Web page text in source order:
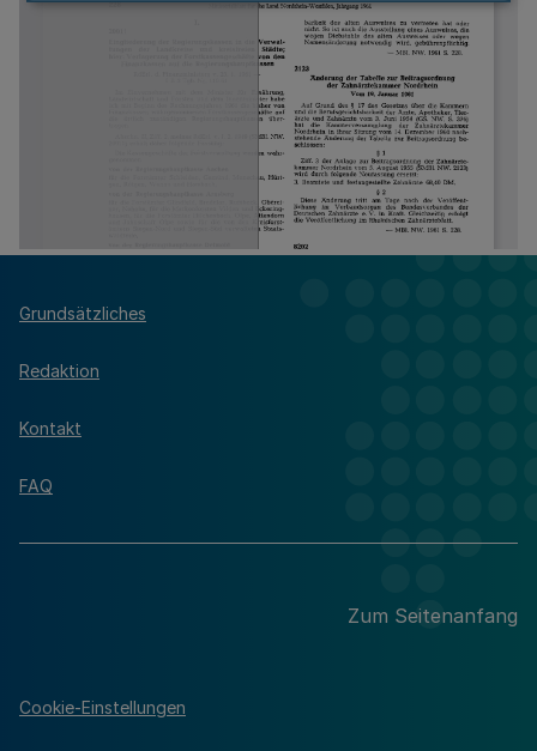
Grundsätzliches
Redaktion
Kontakt
FAQ
Zum Seitenanfang
Cookie-Einstellungen